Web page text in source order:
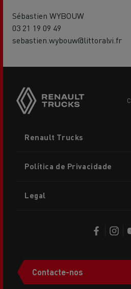
Sébastien WYBOUW
03 21 19 09 49
sebastien.wybouw@littoralvi.fr
menu
Renault Trucks
Política de Privacidade
Legal
Contacte-nos